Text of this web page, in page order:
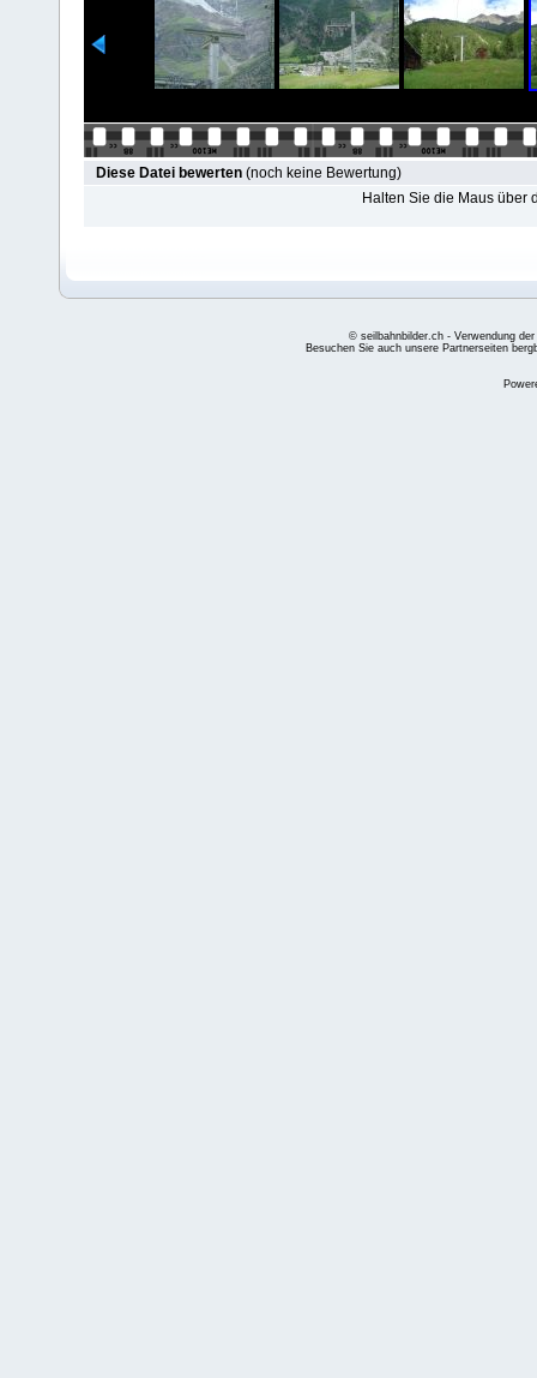
Diese Datei bewerten (noch keine Bewertung)
Halten Sie die Maus über
© seilbahnbilder.ch - Verwendung
Besuchen Sie auch unsere Partnerseiten